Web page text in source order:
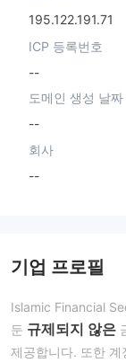
195.122.191.71
ICP 등록번호
--
도메인 생성 날짜
--
회사
--
기업 프로필
Islamic Financial
둔 규제되지 않은
제공합니다. 또한